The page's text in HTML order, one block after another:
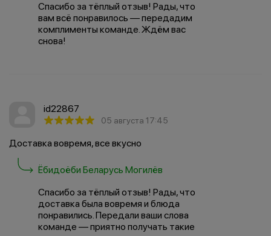
Спасибо за тёплый отзыв! Рады, что
вам всё понравилось — передадим
комплименты команде. Ждём вас
снова!
id22867
05 августа 17:45
Доставка вовремя, все вкусно
Ёбидоёби Беларусь Могилёв
Спасибо за тёплый отзыв! Рады, что
доставка была вовремя и блюда
понравились. Передали ваши слова
команде — приятно получать такие